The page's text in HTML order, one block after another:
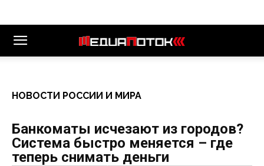
НОВОСТИ РОССИИ И МИРА
Банкоматы исчезают из городов?
Система быстро меняется – где
теперь снимать деньги